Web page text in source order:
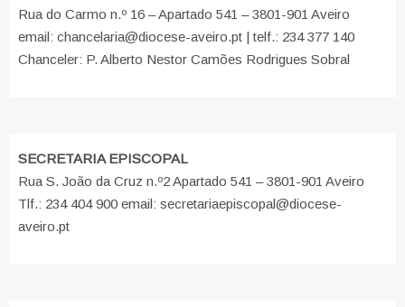
Rua do Carmo n.º 16 – Apartado 541 – 3801-901 Aveiro
email: chancelaria@diocese-aveiro.pt | telf.: 234 377 140
Chanceler: P. Alberto Nestor Camões Rodrigues Sobral
SECRETARIA EPISCOPAL
Rua S. João da Cruz n.º2 Apartado 541 – 3801-901 Aveiro
Tlf.: 234 404 900 email: secretariaepiscopal@diocese-
aveiro.pt